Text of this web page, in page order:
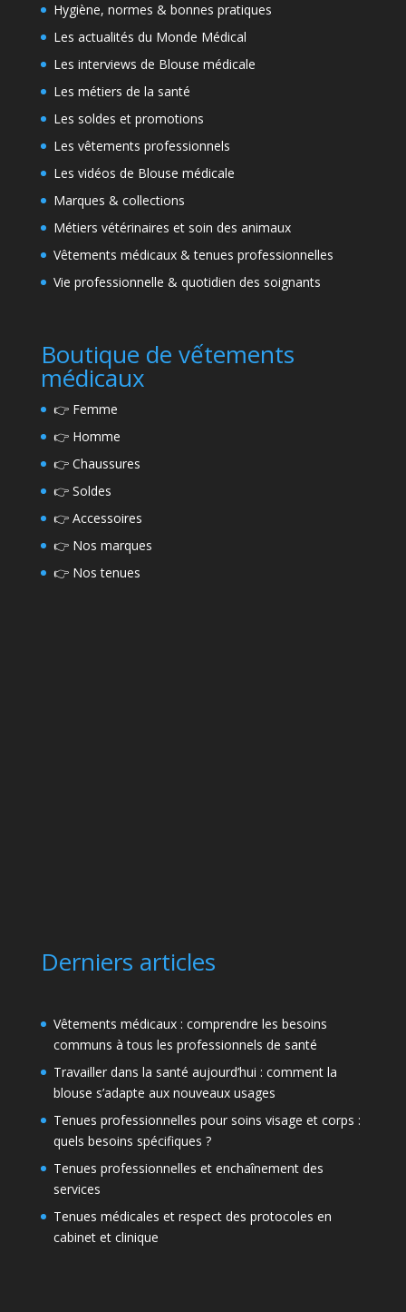
Hygiène, normes & bonnes pratiques
Les actualités du Monde Médical
Les interviews de Blouse médicale
Les métiers de la santé
Les soldes et promotions
Les vêtements professionnels
Les vidéos de Blouse médicale
Marques & collections
Métiers vétérinaires et soin des animaux
Vêtements médicaux & tenues professionnelles
Vie professionnelle & quotidien des soignants
Boutique de vếtements
médicaux
👉 Femme
👉 Homme
👉 Chaussures
👉 Soldes
👉 Accessoires
👉 Nos marques
👉 Nos tenues
Derniers articles
Vêtements médicaux : comprendre les besoins
communs à tous les professionnels de santé
Travailler dans la santé aujourd’hui : comment la
blouse s’adapte aux nouveaux usages
Tenues professionnelles pour soins visage et corps :
quels besoins spécifiques ?
Tenues professionnelles et enchaînement des
services
Tenues médicales et respect des protocoles en
cabinet et clinique